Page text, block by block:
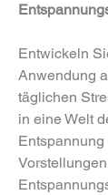
Entwickeln
Anwendung
täglichen
in eine Welt